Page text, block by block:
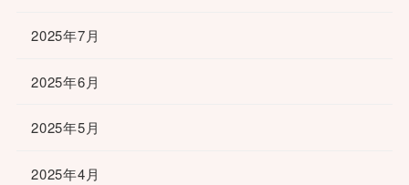
2025年7月
2025年6月
2025年5月
2025年4月